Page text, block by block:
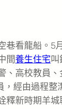
巷看龍船。5
間養生住宅叫
、高校教員
經由過程
釋新時期羊城